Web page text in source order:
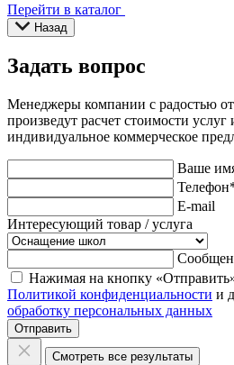
Перейти в каталог
Назад
Задать вопрос
Менеджеры компании с радостью
произведут расчет стоимости услуг
индивидуальное коммерческое
Ваше
Телефон
E-mail
Интересующий товар / услуга
Нажимая на кнопку
Политикой конфиденциальности и
обработку персональных данных
Отправить
Смотреть все результаты